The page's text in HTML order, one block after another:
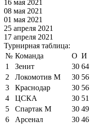
16 мая 2021
08 мая 2021
01 мая 2021
25 апреля 2021
17 апреля 2021
Турнирная таблица:
№ Команда О И
1
Зенит 30 64
2
Локомотив М 30 56
3
Краснодар 30 56
4
ЦСКА 30 51
5
Спартак М 30 49
6
Арсенал 30 46